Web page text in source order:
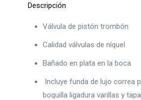
Descripción
Válvula de pistón trombón
Calidad válvulas de níquel
Bañado en plata en la boca
Incluye funda de lujo correa
boquilla ligadura varillas y tapa